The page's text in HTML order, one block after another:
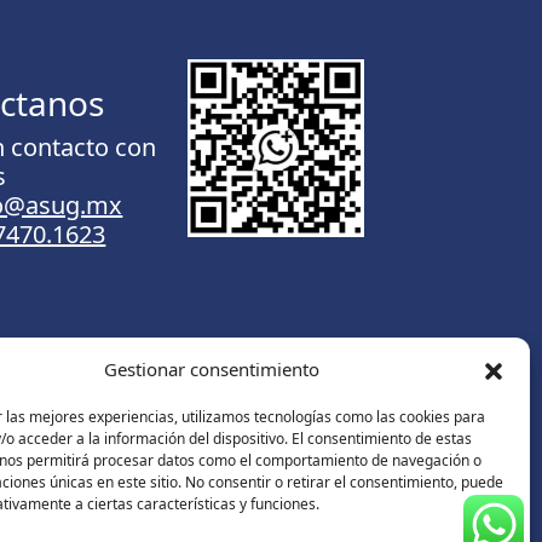
Gestionar consentimiento
las mejores experiencias, utilizamos tecnologías como las cookies para
acceder a la información del dispositivo. El consentimiento de estas
permitirá procesar datos como el comportamiento de navegación o
únicas en este sitio. No consentir o retirar el consentimiento, puede
a ciertas características y funciones.
contacto con
Contáctanos